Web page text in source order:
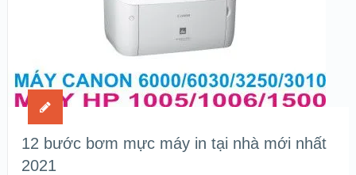
12 bước bơm mực máy in tại nhà mới nhất
2021